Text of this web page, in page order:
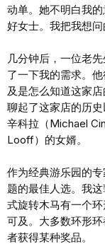
动单。她不明白我
好女士。我把我想
几分钟后，一位老
了一下我的需求。
及是怎么知道这家
聊起了这家店的历
辛科拉（Michael
Looff）的女婿。
作为经典游乐园的
题的最佳人选。我
式旋转木马有一个
可及。大多数环形
者获得某种奖品。